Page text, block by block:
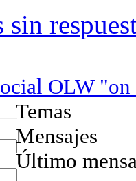
sin
OLW
Temas
Mensajes
Último